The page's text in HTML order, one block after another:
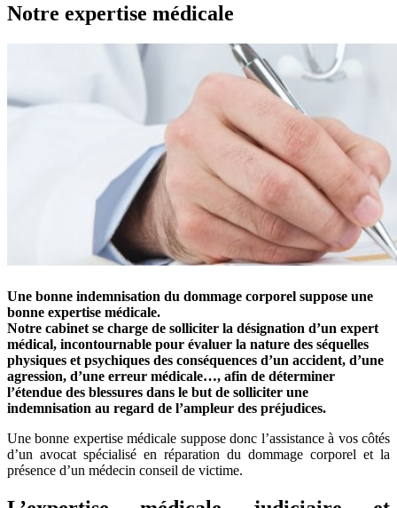
Notre expertise médicale
Une bonne indemnisation du dommage corporel suppose une
bonne expertise médicale.
Notre cabinet se charge de solliciter la désignation d’un expert
médical, incontournable pour évaluer la nature des séquelles
physiques et psychiques des conséquences d’un accident, d’une
agression, d’une erreur médicale…, afin de déterminer
l’étendue des blessures dans le but de solliciter une
indemnisation au regard de l’ampleur des préjudices.
Une bonne expertise médicale suppose donc l’assistance à vos côtés
d’un avocat spécialisé en réparation du dommage corporel et la
présence d’un médecin conseil de victime.